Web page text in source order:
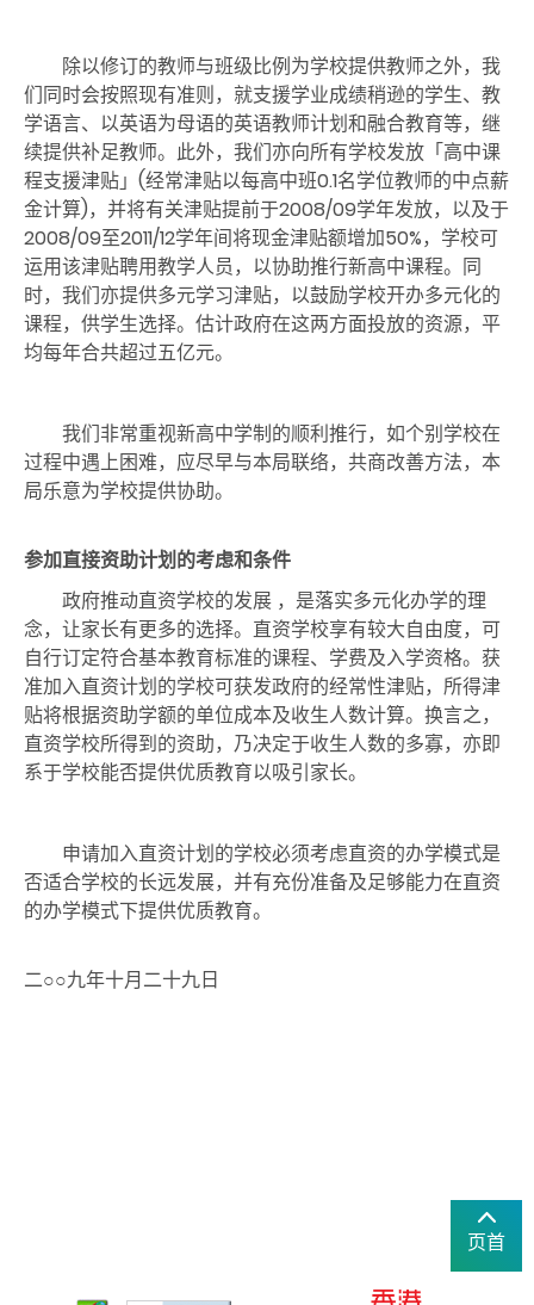
除以修订的教师与班级比例为学校提供教师之外，我
们同时会按照现有准则，就支援学业成绩稍逊的学生、教
学语言、以英语为母语的英语教师计划和融合教育等，继
续提供补足教师。此外，我们亦向所有学校发放「高中课
程支援津贴」(经常津贴以每高中班0.1名学位教师的中点薪
金计算)，并将有关津贴提前于2008/09学年发放，以及于
2008/09至2011/12学年间将现金津贴额增加50%，学校可
运用该津贴聘用教学人员，以协助推行新高中课程。同
时，我们亦提供多元学习津贴，以鼓励学校开办多元化的
课程，供学生选择。估计政府在这两方面投放的资源，平
均每年合共超过五亿元。
我们非常重视新高中学制的顺利推行，如个别学校在
过程中遇上困难，应尽早与本局联络，共商改善方法，本
局乐意为学校提供协助。
参加直接资助计划的考虑和条件
政府推动直资学校的发展 ，是落实多元化办学的理
念，让家长有更多的选择。直资学校享有较大自由度，可
自行订定符合基本教育标准的课程、学费及入学资格。获
准加入直资计划的学校可获发政府的经常性津贴，所得津
贴将根据资助学额的单位成本及收生人数计算。换言之，
直资学校所得到的资助，乃决定于收生人数的多寡，亦即
系于学校能否提供优质教育以吸引家长。
申请加入直资计划的学校必须考虑直资的办学模式是
否适合学校的长远发展，并有充份准备及足够能力在直资
的办学模式下提供优质教育。
二○○九年十月二十九日
页首